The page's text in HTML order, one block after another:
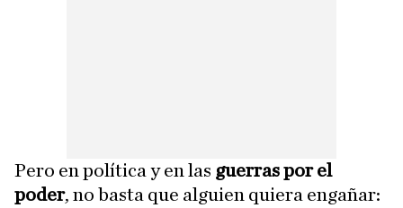
Pero en política y en las guerras por el
poder, no basta que alguien quiera engañar: